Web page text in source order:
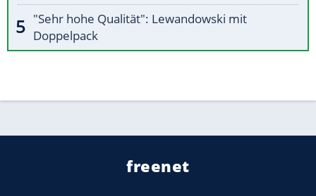
"Sehr hohe Qualität": Lewandowski mit
Doppelpack
freenet